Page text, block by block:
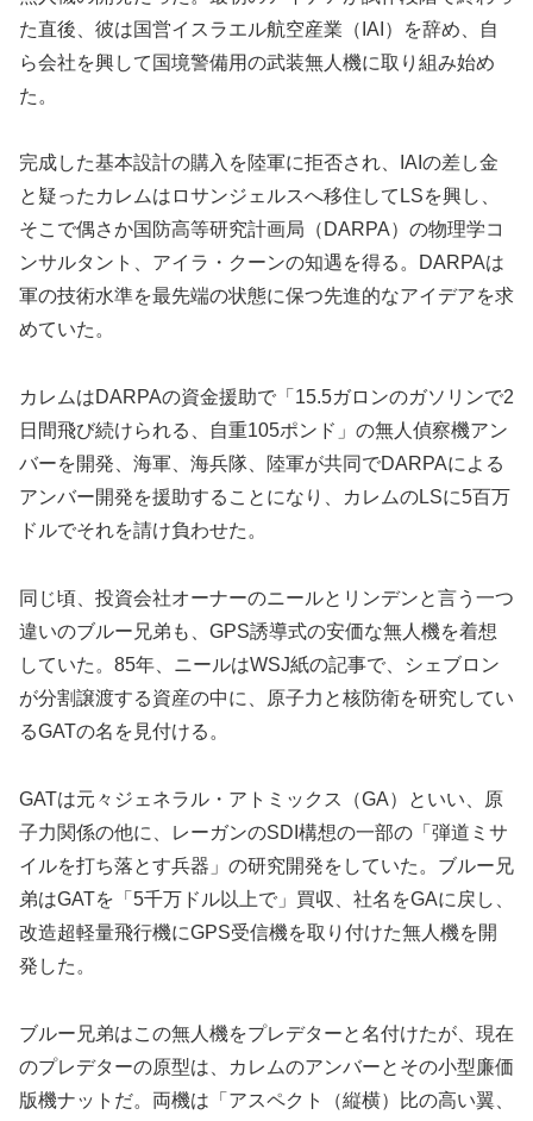
た直後、彼は国営イスラエル航空産業（IAI）を辞め、自
ら会社を興して国境警備用の武装無人機に取り組み始め
た。
完成した基本設計の購入を陸軍に拒否され、IAIの差し金
と疑ったカレムはロサンジェルスへ移住してLSを興し、
そこで偶さか国防高等研究計画局（DARPA）の物理学コ
ンサルタント、アイラ・クーンの知遇を得る。DARPAは
軍の技術水準を最先端の状態に保つ先進的なアイデアを求
めていた。
カレムはDARPAの資金援助で「15.5ガロンのガソリンで2
日間飛び続けられる、自重105ポンド」の無人偵察機アン
バーを開発、海軍、海兵隊、陸軍が共同でDARPAによる
アンバー開発を援助することになり、カレムのLSに5百万
ドルでそれを請け負わせた。
同じ頃、投資会社オーナーのニールとリンデンと言う一つ
違いのブルー兄弟も、GPS誘導式の安価な無人機を着想
していた。85年、ニールはWSJ紙の記事で、シェブロン
が分割譲渡する資産の中に、原子力と核防衛を研究してい
るGATの名を見付ける。
GATは元々ジェネラル・アトミックス（GA）といい、原
子力関係の他に、レーガンのSDI構想の一部の「弾道ミサ
イルを打ち落とす兵器」の研究開発をしていた。ブルー兄
弟はGATを「5千万ドル以上で」買収、社名をGAに戻し、
改造超軽量飛行機にGPS受信機を取り付けた無人機を開
発した。
ブルー兄弟はこの無人機をプレデターと名付けたが、現在
のプレデターの原型は、カレムのアンバーとその小型廉価
版機ナットだ。両機は「アスペクト（縦横）比の高い翼、